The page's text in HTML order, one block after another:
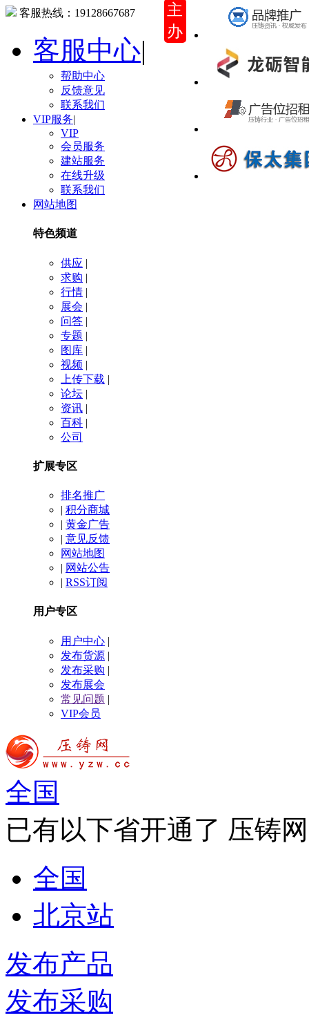
客服热线： 19128667687
客服中心|
帮助中心
反馈意见
联系我们
VIP服务|
VIP
会员服务
建站服务
在线升级
联系我们
网站地图
特色频道
供应 |
求购 |
行情 |
展会 |
问答 |
专题 |
图库 |
视频 |
上传下载 |
论坛 |
资讯 |
百科 |
公司
扩展专区
排名推广
| 积分商城
| 黄金广告
| 意见反馈
网站地图
| 网站公告
| RSS订阅
用户专区
用户中心 |
发布货源 |
发布采购 |
发布展会
常见问题 |
VIP会员
全国
已有以下省开通了 压铸
全国
北京站
主
办
发布产品
发布采购